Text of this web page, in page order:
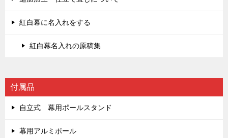
紅白幕に名入れをする
紅白幕名入れの原稿集
付属品
自立式 幕用ポールスタンド
幕用アルミポール